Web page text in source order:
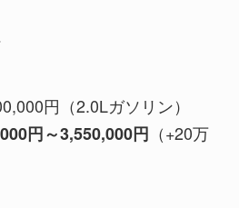
円（2.0Lガソリン）
円～3,550,000円 （+20万